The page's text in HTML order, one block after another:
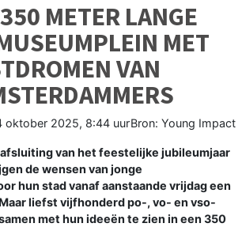
METER LANGE
MET
VAN
oktober 2025, 8:44 uurBron: Young Impact
afsluiting van het feestelijke jubileumjaar
de wensen van jonge
hun stad vanaf aanstaande vrijdag een
liefst vijfhonderd po-, vo- en vso-
met hun ideeën te zien in een 350